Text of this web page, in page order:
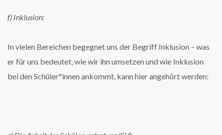
f) Inklusion:
In vielen Bereichen begegnet uns der Begriff Inklusion – was
er für uns bedeutet, wie wir ihn umsetzen und wie Inklusion
bei den Schüler*innen ankommt, kann hier angehört werden: